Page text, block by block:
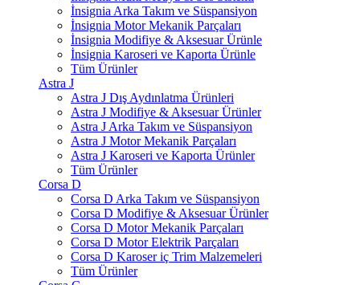
İnsignia Arka Takım ve Süspansiyon
İnsignia Motor Mekanik Parçaları
İnsignia Modifiye & Aksesuar Ürünle
İnsignia Karoseri ve Kaporta Ürünle
Tüm Ürünler
Astra J
Astra J Dış Aydınlatma Ürünleri
Astra J Modifiye & Aksesuar Ürünler
Astra J Arka Takım ve Süspansiyon
Astra J Motor Mekanik Parçaları
Astra J Karoseri ve Kaporta Ürünler
Tüm Ürünler
Corsa D
Corsa D Arka Takım ve Süspansiyon
Corsa D Modifiye & Aksesuar Ürünler
Corsa D Motor Mekanik Parçaları
Corsa D Motor Elektrik Parçaları
Corsa D Karoser iç Trim Malzemeleri
Tüm Ürünler